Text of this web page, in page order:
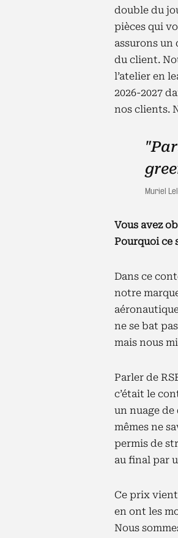
double du
pièces qui
assurons un
du client.
l’atelier en
2026-2027
nos clients.
Muriel
Vous avez
Pourquoi ce
Dans ce
notre
ne se bat
mais nous
Parler de
c’était le
un nuage
mêmes ne
permis de
au final par
Ce prix vient
en ont les
Nous